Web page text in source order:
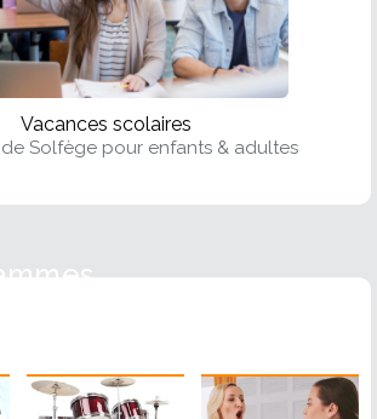
Vacances scolaires
Solfège pour enfants & adultes